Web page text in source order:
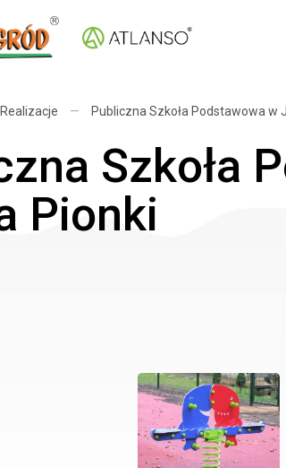
Realizacje — Publiczna Szkoła Podstawowa w
Szkoła
Pionki